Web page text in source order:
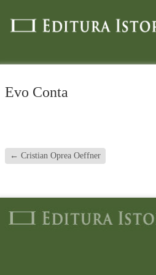
Evo Conta
← Cristian Oprea Oeffner